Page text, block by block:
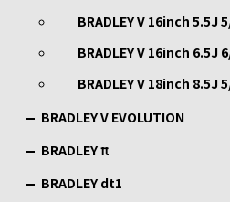
BRADLEY V 16inch 5.5J
BRADLEY V 16inch 6.5J
BRADLEY V 18inch 8.5J
BRADLEY V EVOLUTION
BRADLEY π
BRADLEY dt1